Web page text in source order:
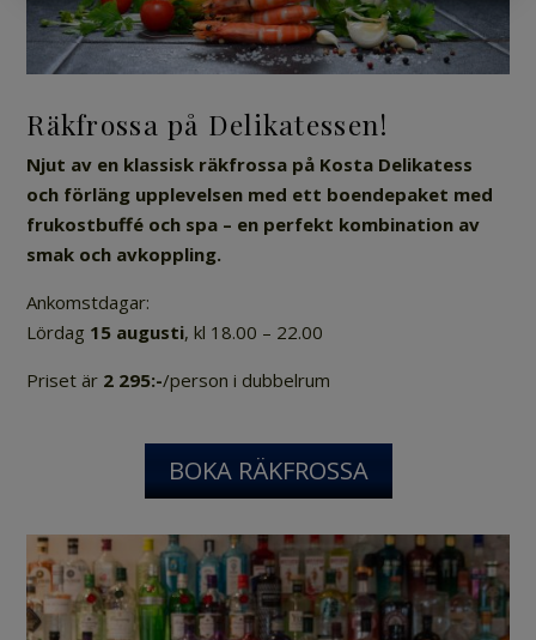
Räkfrossa på Delikatessen!
Njut av en klassisk räkfrossa på Kosta Delikatess
och förläng upplevelsen med ett boendepaket med
frukostbuffé och spa – en perfekt kombination av
smak och avkoppling.
Ankomstdagar:
Lördag 15 augusti, kl 18.00 – 22.00
Priset är 2 295:-/person i dubbelrum
BOKA RÄKFROSSA